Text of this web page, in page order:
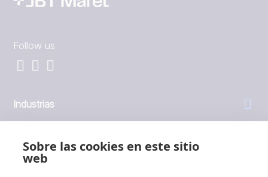
Sobre las cookies en este sitio
web
Follow us
Industrias